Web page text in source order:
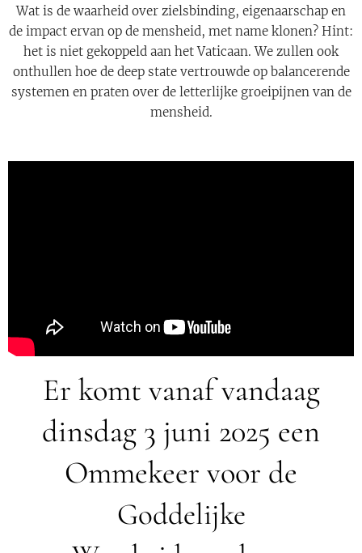
Wat is de waarheid over zielsbinding, eigenaarschap en
de impact ervan op de mensheid, met name klonen? Hint:
het is niet gekoppeld aan het Vaticaan. We zullen ook
onthullen hoe de deep state vertrouwde op balancerende
systemen en praten over de letterlijke groeipijnen van de
mensheid.
Er komt vanaf vandaag
dinsdag 3 juni 2025 een
Ommekeer voor de
Goddelijke